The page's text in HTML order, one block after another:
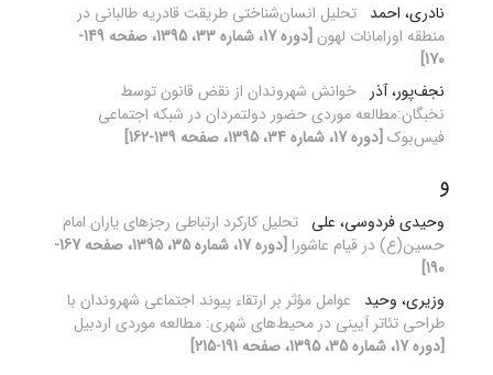
نادری، احمد تحلیل انسان‌شناختی طریقت قادریه طالبانی در
منطقه اورامانات لهون
[دوره 17، شماره 33، 1395، صفحه 149-
170]
نجف‌پور، آذر خوانش شهروندان از نقض قانون توسط
نخبگان:مطالعه موردی حضور دولتمردان در شبکه اجتماعی
فیس‌بوک [دوره 17، شماره 34، 1395، صفحه 139-162]
و
وحیدی فردوسی، علی تحلیل کارکرد ارتباطی رجزهای یاران امام
حسین(ع) در قیام عاشورا
[دوره 17، شماره 35، 1395، صفحه 167-
190]
وزیری، وحید
عوامل مؤثر بر ارتقاء پیوند اجتماعی شهروندان با
طراحی تئاتر آیینی در محیط‌های شهری: مطالعه موردی اردبیل
[دوره 17، شماره 35، 1395، صفحه 191-215]